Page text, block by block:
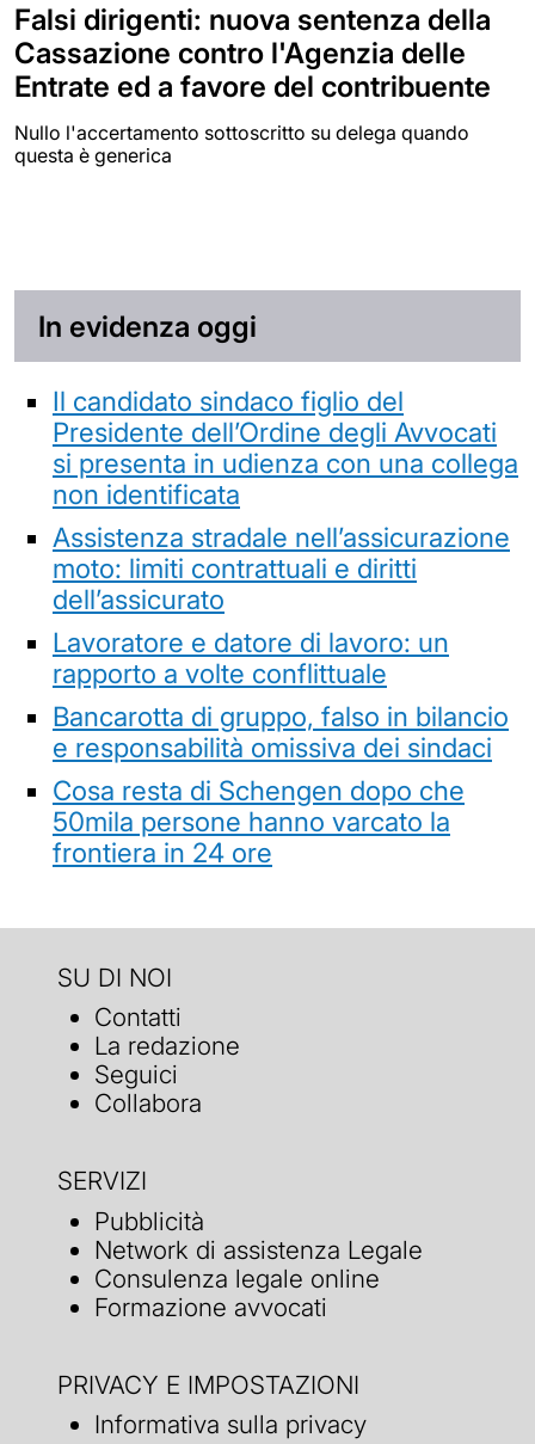
Falsi dirigenti: nuova sentenza della
Cassazione contro l'Agenzia delle
Entrate ed a favore del contribuente
Nullo l'accertamento sottoscritto su delega quando
questa è generica
In evidenza oggi
Il candidato sindaco figlio del
Presidente dell’Ordine degli Avvocati
si presenta in udienza con una collega
non identificata
Assistenza stradale nell’assicurazione
moto: limiti contrattuali e diritti
dell’assicurato
Lavoratore e datore di lavoro: un
rapporto a volte conflittuale
Bancarotta di gruppo, falso in bilancio
e responsabilità omissiva dei sindaci
Cosa resta di Schengen dopo che
50mila persone hanno varcato la
frontiera in 24 ore
SU DI NOI
Contatti
La redazione
Seguici
Collabora
SERVIZI
Pubblicità
Network di assistenza Legale
Consulenza legale online
Formazione avvocati
PRIVACY E IMPOSTAZIONI
Informativa sulla privacy